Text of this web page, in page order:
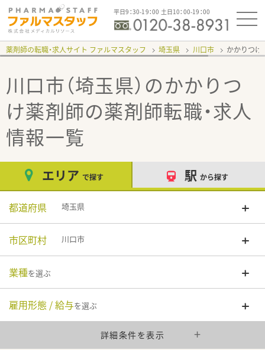
平日9：30-19：00 土日10：00-19：00
薬剤師の転職・求人サイト ファルマスタッフ 埼玉県 川口市 かかりつ
川口市（埼玉県）のかかりつ
け薬剤師の薬剤師転職・求人
情報一覧
エリア で探す 駅 から探す
都道府県 埼玉県
市区町村 川口市
業種を選ぶ
雇用形態 / 給与を選ぶ
詳細条件を表示